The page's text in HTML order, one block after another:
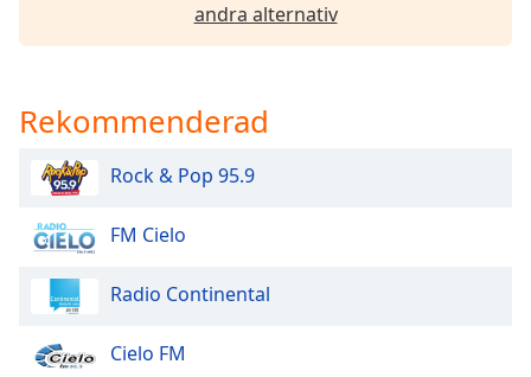
will
close
window.
Text
Color
Opacity
andra alternativ
Rekommenderad
Rock & Pop 95.9
FM Cielo
Radio Continental
Cielo FM